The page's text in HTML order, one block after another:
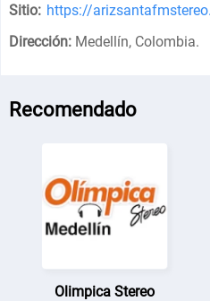
Sitio: https://
Dirección: Medellín, Colombia.
Recomendado
Olimpica Stereo